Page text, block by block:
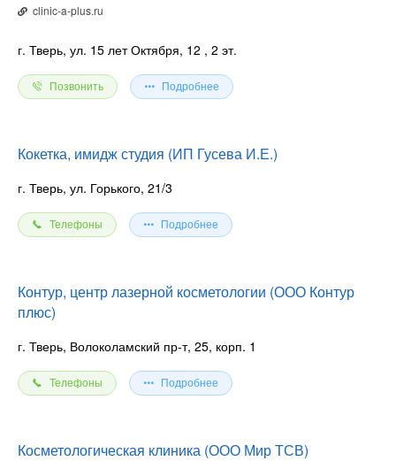
clinic-a-plus.ru
г. Тверь, ул. 15 лет Октября, 12 , 2 эт.
Позвонить Подробнее
Кокетка, имидж студия (ИП Гусева И.Е.)
г. Тверь, ул. Горького, 21/3
Телефоны Подробнее
Контур, центр лазерной косметологии (ООО Контур
плюс)
г. Тверь, Волоколамский пр-т, 25, корп. 1
Телефоны Подробнее
Косметологическая клиника (ООО Мир ТСВ)